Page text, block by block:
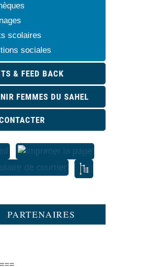
scolaires
sociales
& FEED BACK
FEMMES DU SAHEL
PARTENAIRES